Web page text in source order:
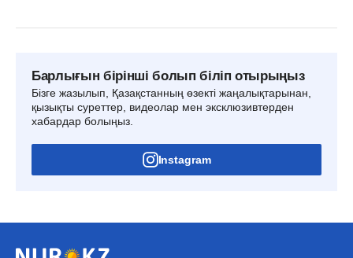
Барлығын бірінші болып біліп отырыңыз
Бізге жазылып, Қазақстанның өзекті жаңалықтарынан,
қызықты суреттер, видеолар мен эксклюзивтерден
хабардар болыңыз.
Instagram